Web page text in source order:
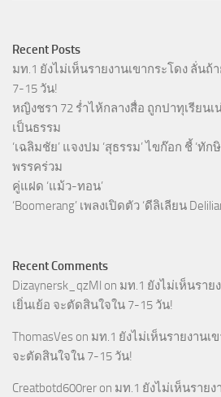
Recent Posts
มท.1 ยังไม่เห็นรายงานเขากระโดง ลั่นถ้
7-15 วัน!
หญิงชรา 72 ร่ำไห้กลางสื่อ ถูกปาทุเรียน
เป็นธรรม
‘เฉลิมชัย’ แจงปม ‘สุธรรม’ ไขก๊อก ชี้ ‘ทั
พรรคร่วม
คู่แฝด ‘แม้ว-ทอน’
‘Boomerang’ เพลงเปิดตัว ‘ดีลิเลียน
Recent Comments
Dizaynersk_qzMl on มท.1 ยังไม่เห็นราย
เยิ่นเย้อ จะตัดสินใจใน 7-15 วัน!
ThomasVes on มท.1 ยังไม่เห็นรายงานเ
จะตัดสินใจใน 7-15 วัน!
Creatbotd600rer on มท.1 ยังไม่เห็นราย